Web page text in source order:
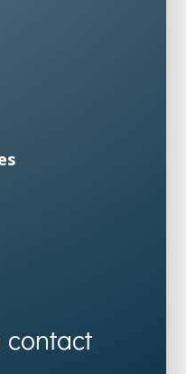
contact